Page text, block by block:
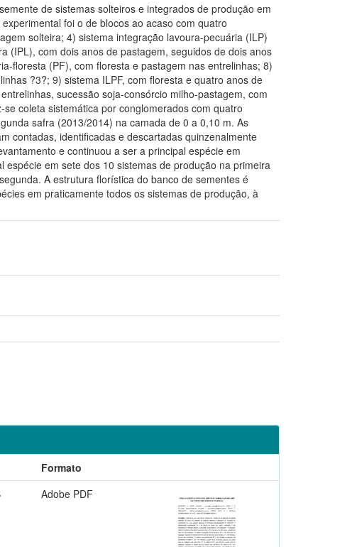
de sistemas solteiros e integrados de produção em
foi o de blocos ao acaso com quatro
solteira; 4) sistema integração lavoura-pecuária (ILP)
(IPL), com dois anos de pastagem, seguidos de dois anos
floresta (PF), com floresta e pastagem nas entrelinhas; 8)
?3?; 9) sistema ILPF, com floresta e quatro anos de
sucessão soja-consórcio milho-pastagem, com
coleta sistemática por conglomerados com quatro
safra (2013/2014) na camada de 0 a 0,10 m. As
contadas, identificadas e descartadas quinzenalmente
e continuou a ser a principal espécie em
em sete dos 10 sistemas de produção na primeira
A estrutura florística do banco de sementes é
em praticamente todos os sistemas de produção, à
Formato
Adobe PDF